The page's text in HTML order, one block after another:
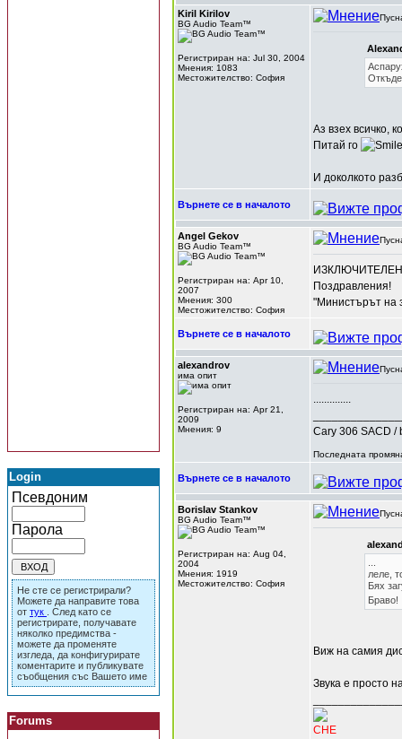
Login
Псевдоним
Парола
Не сте се регистрирали?
Можете да направите това
от тук
. След като се
регистрирате, получавате
няколко предимства -
можете да променяте
изгледа, да конфигурирате
коментарите и публикувате
съобщения със Вашето име
Forums
Kiril Kirilov
BG Audio Team™
Регистриран на: Jul 30, 2004
Мнения: 1083
Местожителство: София
Откъде
Аз взех всичко,
Питай го
И доколкото
Върнете се в началото
Angel Gekov
BG Audio Team™
Регистриран на: Apr 10,
2007
Мнения: 300
Местожителство: София
ИЗКЛЮЧИТЕЛЕН
Поздравления!
"Министърът на
Върнете се в началото
alexandrov
има опит
Регистриран на: Apr 21,
2009
Мнения: 9
..............
Cary 306 SACD /
Последната
Върнете се в началото
Borislav Stankov
BG Audio Team™
Регистриран на: Aug 04,
2004
Мнения: 1919
Местожителство: София
леле,
Бях
Браво!
Виж на самия
Звука е просто
CHE